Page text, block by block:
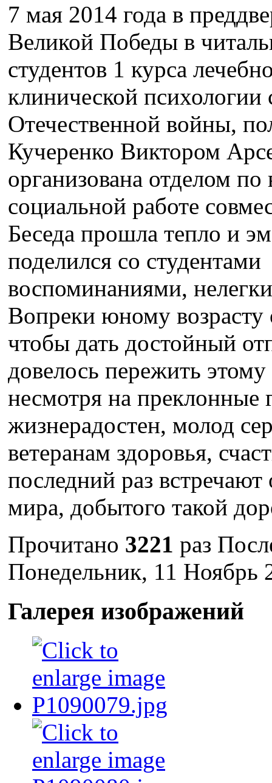
7 мая 2014 года в
Великой Победы в
студентов 1 курса
клинической психологии
Отечественной войны,
Кучеренко Виктором
организована отделом по
социальной работе
Беседа прошла тепло и
поделился со
воспоминаниями,
Вопреки юному возрасту
чтобы дать достойный
довелось пережить
несмотря на преклонные
жизнерадостен, молод
ветеранам здоровья,
последний раз
мира, добытого такой
Прочитано 3221 раз
Понедельник, 11 Ноябрь
Галерея изображений